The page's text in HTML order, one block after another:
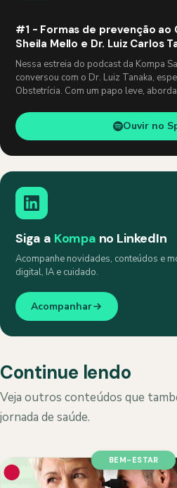
#1 - Formas de prevenção ao
Sheila Mello e Dr. Luiz Carlos
Nessa estreia do podcast da Kompa
conversou com o Dr. Luiz Tanaka,
Obstetrícia. Com um papo leve,
Ouvir no
Siga a Kompa no LinkedIn
Acompanhe novidades, conteúdos e
digital, IA e cuidado.
Acompanhar
Continue lendo
Veja outros conteúdos que
jornada de saúde.
BEM-ESTAR